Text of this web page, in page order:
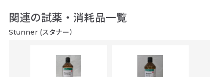
関連の試薬・消耗品一覧
Stunner (スタナー）